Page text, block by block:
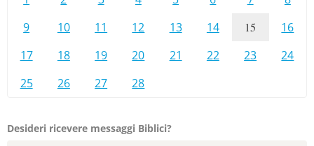
9
10 11 12 13 14 15
16
17
18 19 20 21 22 23
24
25
26 27 28
Desideri ricevere messaggi Biblici?